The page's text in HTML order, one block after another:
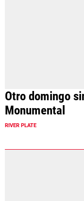
Otro domingo
Monumental
RIVER PLATE